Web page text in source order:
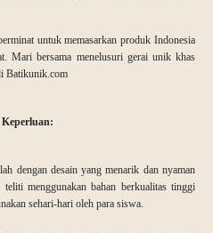
untuk memasarkan produk Indonesia
Mari bersama menelusuri gerai unik khas
Batikunik.com
dengan desain yang menarik dan nyaman
menggunakan bahan berkualitas tinggi
sehari-hari oleh para siswa.